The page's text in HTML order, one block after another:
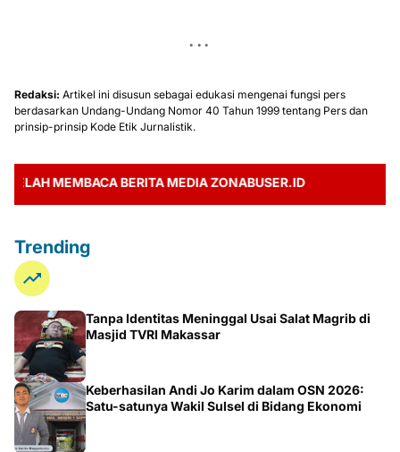
Redaksi: Artikel ini disusun sebagai edukasi mengenai fungsi pers
berdasarkan Undang-Undang Nomor 40 Tahun 1999 tentang Pers dan
prinsip-prinsip Kode Etik Jurnalistik.
MEMBACA BERITA MEDIA ZONABUSER.ID
Trending
Tanpa Identitas Meninggal Usai Salat Magrib di
Masjid TVRI Makassar
Keberhasilan Andi Jo Karim dalam OSN 2026:
Satu-satunya Wakil Sulsel di Bidang Ekonomi